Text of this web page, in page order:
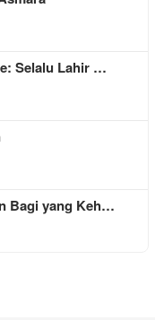
Selalu Lahir …
Bagi yang Keh…